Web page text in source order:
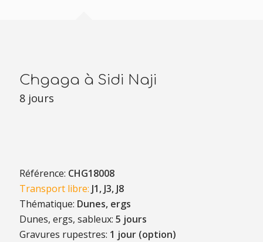
Chgaga à Sidi Naji
8 jours
Référence: CHG18008
Transport libre: J1, J3, J8
Thématique: Dunes, ergs
Dunes, ergs, sableux: 5 jours
Gravures rupestres: 1 jour (option)